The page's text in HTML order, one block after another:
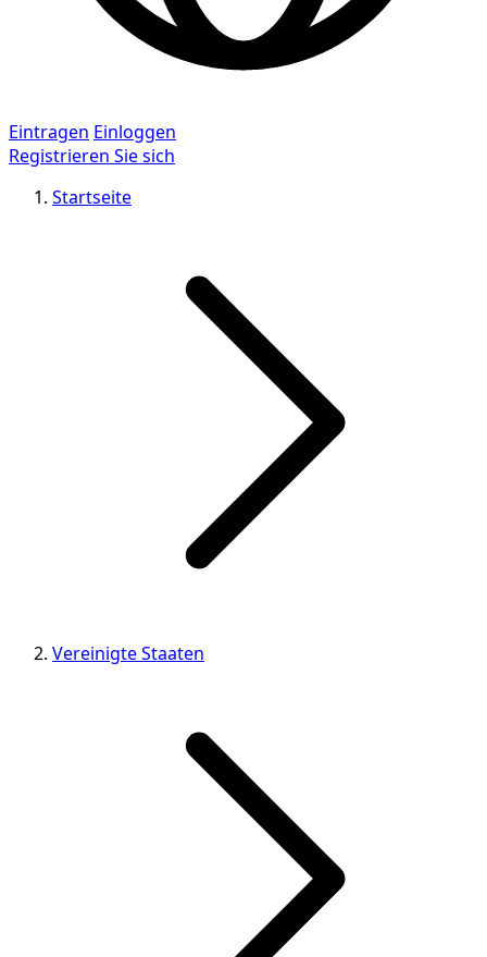
Eintragen Einloggen
Registrieren Sie sich
Startseite
Vereinigte Staaten